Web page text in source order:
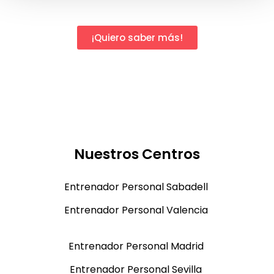
¡Quiero saber más!
Nuestros Centros
Entrenador Personal Sabadell
Entrenador Personal Valencia
Entrenador Personal Madrid
Entrenador Personal Sevilla